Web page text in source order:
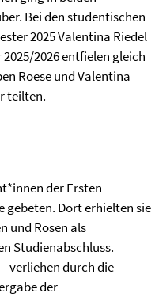
Bei den studentischen
2025 Valentina Riedel
2026 entfielen gleich
Roese und Valentina
teilten.
der Ersten
gebeten. Dort erhielten sie
und Rosen als
Studienabschluss.
verliehen durch die
der